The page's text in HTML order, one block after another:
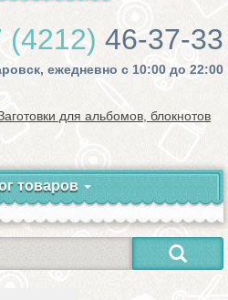
(4212) 46-37-33
ежедневно с 10:00 до 22:00
для альбомов, блокнотов
товаров